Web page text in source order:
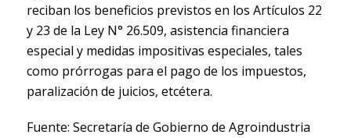
reciban los beneficios previstos en los Artículos 22
y 23 de la Ley N° 26.509, asistencia financiera
especial y medidas impositivas especiales, tales
como prórrogas para el pago de los impuestos,
paralización de juicios, etcétera.
Fuente: Secretaría de Gobierno de Agroindustria